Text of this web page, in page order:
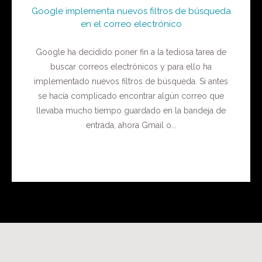
Google implementa nuevos filtros de búsqueda
en el correo electrónico
Google ha decidido poner fin a la tediosa tarea de
buscar correos electrónicos y para ello ha
implementado nuevos filtros de búsqueda. Si antes
se hacía complicado encontrar algún correo que
llevaba mucho tiempo guardado en la bandeja de
entrada, ahora Gmail o...